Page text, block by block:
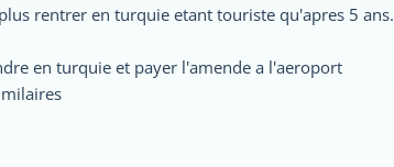
rentrer en turquie etant touriste qu'apres 5 ans.
en turquie et payer l'amende a l'aeroport